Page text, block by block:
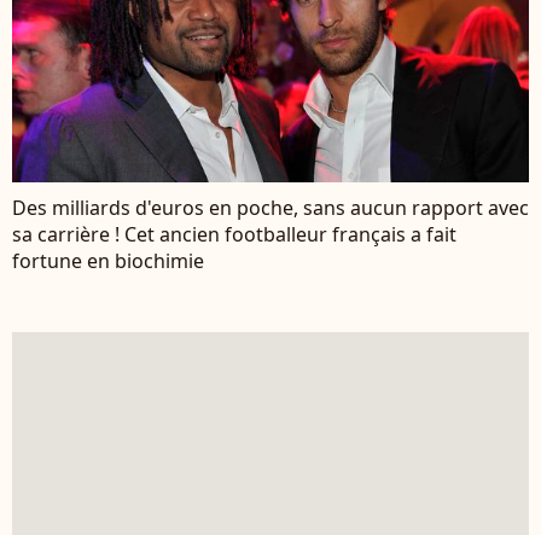
Des milliards d'euros en poche, sans aucun rapport avec
sa carrière ! Cet ancien footballeur français a fait
fortune en biochimie